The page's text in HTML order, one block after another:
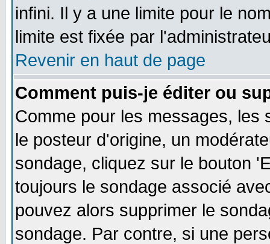
infini. Il y a une limite pour le
limite est fixée par
Revenir en haut de page
Comment puis-je éditer ou
Comme pour les messages, les
le posteur d'origine, un
sondage, cliquez sur le bouton
toujours le sondage associé
pouvez alors supprimer le
sondage. Par contre, si une